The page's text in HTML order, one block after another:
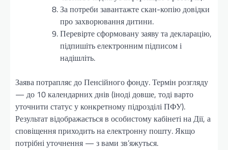
За потреби завантажте скан-копію довідки
про захворювання дитини.
Перевірте сформовану заяву та декларацію,
підпишіть електронним підписом і
надішліть.
Заява потрапляє до Пенсійного фонду. Термін розгляду
— до 10 календарних днів (іноді довше, тоді варто
уточнити статус у конкретному підрозділі ПФУ).
Результат відображається в особистому кабінеті на Дії, а
сповіщення приходить на електронну пошту. Якщо
потрібні уточнення — з вами зв’яжуться.